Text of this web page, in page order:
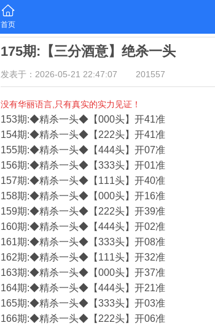
首页
175期:【三分酒意】绝杀一头
发表于：2026-05-21 22:47:07 201557
没有华丽语言,只有真实的实力见证！
153期:◆精杀一头◆【000头】开41准
154期:◆精杀一头◆【222头】开41准
155期:◆精杀一头◆【444头】开07准
156期:◆精杀一头◆【333头】开01准
157期:◆精杀一头◆【111头】开40准
158期:◆精杀一头◆【000头】开16准
159期:◆精杀一头◆【222头】开39准
160期:◆精杀一头◆【444头】开02准
161期:◆精杀一头◆【333头】开08准
162期:◆精杀一头◆【111头】开32准
163期:◆精杀一头◆【000头】开37准
164期:◆精杀一头◆【444头】开21准
165期:◆精杀一头◆【333头】开03准
166期:◆精杀一头◆【222头】开06准